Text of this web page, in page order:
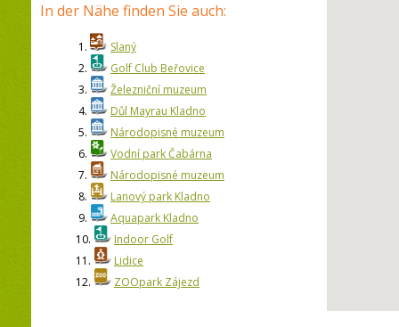
In der Nähe finden Sie auch:
1.
Slaný
2.
Golf Club Beřovice
3.
Železniční muzeum
4.
Důl Mayrau Kladno
5.
Národopisné muzeum
6.
Vodní park Čabárna
7.
Národopisné muzeum
8.
Lanový park Kladno
9.
Aquapark Kladno
10.
Indoor Golf
11.
Lidice
12.
ZOOpark Zájezd